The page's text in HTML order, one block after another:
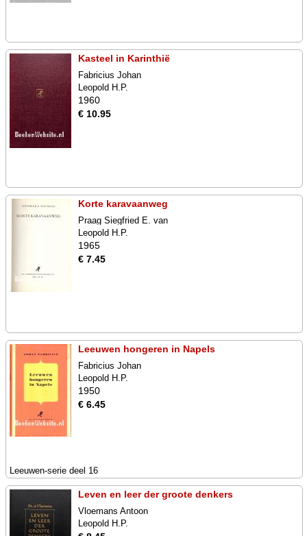
Kasteel in Karinthië
Fabricius Johan
Leopold H.P.
1960
€ 10.95
Korte karavaanweg
Praag Siegfried E. van
Leopold H.P.
1965
€ 7.45
Leeuwen hongeren in Napels
Fabricius Johan
Leopold H.P.
1950
€ 6.45
Leeuwen-serie deel 16
Leven en leer der groote denkers
Vloemans Antoon
Leopold H.P.